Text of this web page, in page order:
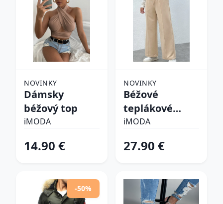
NOVINKY
Dámsky
béžový top
iMODA
14.90 €
NOVINKY
Béžové
teplákové
nohavice
iMODA
27.90 €
-50%